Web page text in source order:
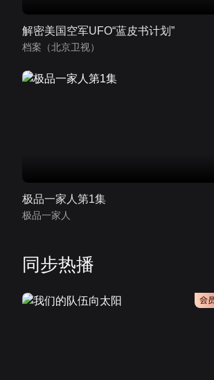
解密美国空军UFO“蓝皮书计划”
档案（北京卫视）
极品一家人第1集
极品一家人
同步热播
会员